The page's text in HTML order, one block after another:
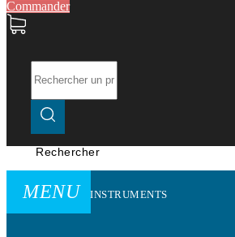
Commander
Rechercher
MENU INSTRUMENTS